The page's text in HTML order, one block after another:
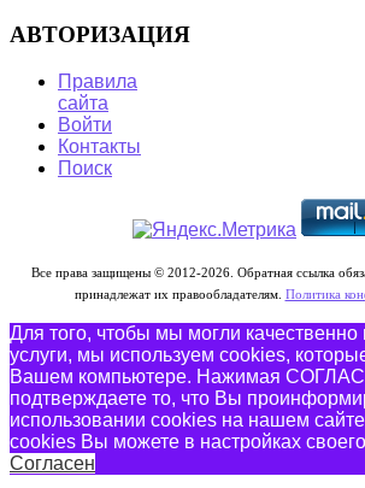
АВТОРИЗАЦИЯ
Правила
сайта
Войти
Контакты
Поиск
Все права защищены © 2012-2026. Обратная ссылка
принадлежат их правообладателям. Политика
Для того, чтобы мы могли качественно
услуги, мы используем cookies,
Вашем компьютере. Нажимая
подтверждаете то, что Вы
использовании cookies на нашем
cookies Вы можете в настройках
Согласен